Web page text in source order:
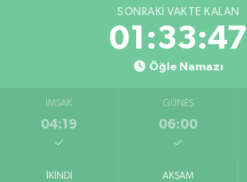
SONRAKI VAKTE KALAN
01:33:47
Öğle Namazı
İMSAK
04:19
GÜNEŞ
06:00
İKINDI AKŞAM